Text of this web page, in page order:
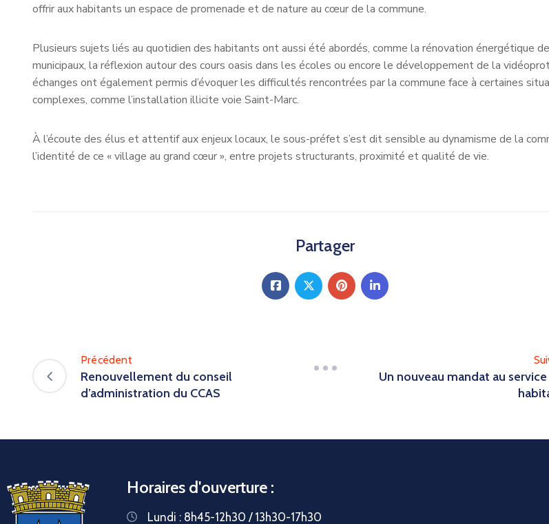
offrir aux habitants un espace de promenade et de nature au cœur de la commune.
Plusieurs sujets liés au quotidien des habitants ont aussi été abordés, comme la rénovation énergétique
municipaux, la réflexion autour des cours oasis dans les écoles ou encore le développement de la
échanges ont également permis d’évoquer les difficultés rencontrées par la commune face à certaines
complexes, comme l’installation illicite voie Saint-Marc.
À l’écoute des élus et attentif aux enjeux locaux, le sous-préfet s’est dit sensible au dynamisme de la
l’identité de ce « village au grand cœur », entre projets structurants, proximité et qualité de vie.
Partager
Précédent
Renouvellement du conseil
d’administration du CCAS
Un nouveau mandat au
Horaires d'ouverture :
Lundi : 8h45-12h30 / 13h30-17h30